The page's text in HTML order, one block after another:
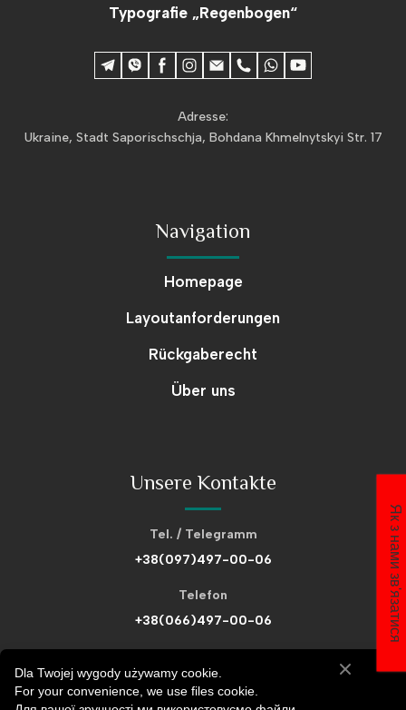
Typografie „Regenbogen“
Adresse:
Ukraine, Stadt Saporischschja, Bohdana Khmelnytskyi Str. 17
Navigation
Homepage
Layoutanforderungen
Rückgaberecht
Über uns
Unsere Kontakte
Tel. / Telegramm
+38(097)497-00-06
Telefon
+38(066)497-00-06
+38(093)497-00-06
Dla Twojej wygody używamy cookie.
For your convenience, we use files cookie.
Як з нами зв'язатися